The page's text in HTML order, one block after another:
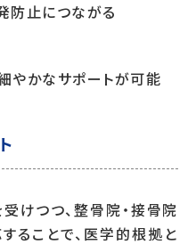
防止につながる
やかなサポートが可能
けつつ、整骨院・接骨院
ることで、医学的根拠と